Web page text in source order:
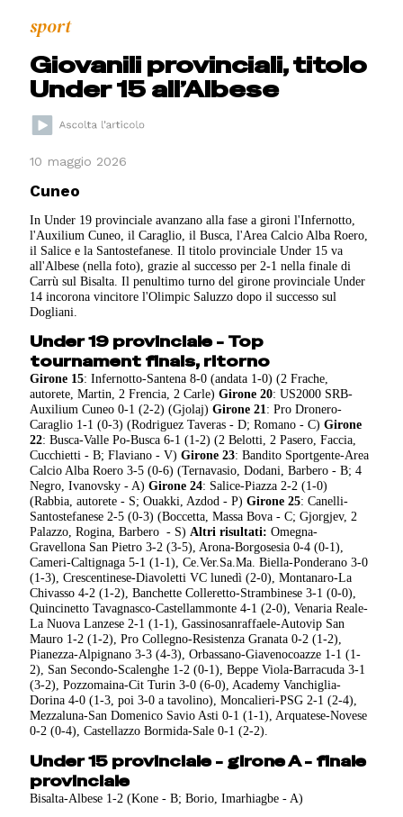
sport
Giovanili provinciali, titolo
Under 15 all’Albese
10 maggio 2026
Cuneo
In Under 19 provinciale avanzano alla fase a gironi l'Infernotto,
l'Auxilium Cuneo, il Caraglio, il Busca, l'Area Calcio Alba Roero,
il Salice e la Santostefanese. Il titolo provinciale Under 15 va
all'Albese (nella foto), grazie al successo per 2-1 nella finale di
Carrù sul Bisalta. Il penultimo turno del girone provinciale Under
14 incorona vincitore l'Olimpic Saluzzo dopo il successo sul
Dogliani.
Under 19 provinciale - Top
tournament finals, ritorno
Girone 15: Infernotto-Santena 8-0 (andata 1-0) (2 Frache,
autorete, Martin, 2 Frencia, 2 Carle)Girone 20: US2000 SRB-
Auxilium Cuneo 0-1 (2-2) (Gjolaj)Girone 21: Pro Dronero-
Caraglio 1-1 (0-3) (Rodriguez Taveras - D; Romano - C)Girone
22: Busca-Valle Po-Busca 6-1 (1-2) (2 Belotti, 2 Pasero, Faccia,
Cucchietti - B; Flaviano - V)Girone 23: Bandito Sportgente-Area
Calcio Alba Roero 3-5 (0-6) (Ternavasio, Dodani, Barbero - B; 4
Negro, Ivanovsky - A)Girone 24: Salice-Piazza 2-2 (1-0)
(Rabbia, autorete - S; Ouakki, Azdod - P)Girone 25: Canelli-
Santostefanese 2-5 (0-3) (Boccetta, Massa Bova - C; Gjorgjev, 2
Palazzo, Rogina, Barbero - S) Altri risultati: Omegna-
Gravellona San Pietro 3-2 (3-5), Arona-Borgosesia 0-4 (0-1),
Cameri-Caltignaga 5-1 (1-1), Ce.Ver.Sa.Ma. Biella-Ponderano 3-0
(1-3), Crescentinese-Diavoletti VC lunedì (2-0), Montanaro-La
Chivasso 4-2 (1-2), Banchette Colleretto-Strambinese 3-1 (0-0),
Quincinetto Tavagnasco-Castellammonte 4-1 (2-0), Venaria Reale-
La Nuova Lanzese 2-1 (1-1), Gassinosanraffaele-Autovip San
Mauro 1-2 (1-2), Pro Collegno-Resistenza Granata 0-2 (1-2),
Pianezza-Alpignano 3-3 (4-3), Orbassano-Giavenocoazze 1-1 (1-
2), San Secondo-Scalenghe 1-2 (0-1), Beppe Viola-Barracuda 3-1
(3-2), Pozzomaina-Cit Turin 3-0 (6-0), Academy Vanchiglia-
Dorina 4-0 (1-3, poi 3-0 a tavolino), Moncalieri-PSG 2-1 (2-4),
Mezzaluna-San Domenico Savio Asti 0-1 (1-1), Arquatese-Novese
0-2 (0-4), Castellazzo Bormida-Sale 0-1 (2-2).
Under 15 provinciale - girone A - finale
provinciale
Bisalta-Albese 1-2 (Kone - B; Borio, Imarhiagbe - A)